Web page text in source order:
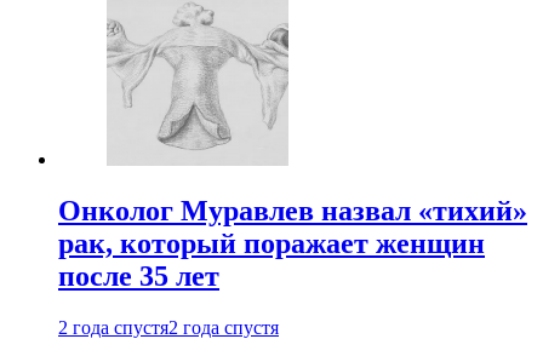
Онколог Муравлев назвал «тихий»
рак, который поражает женщин
после 35 лет
2 года спустя2 года спустя